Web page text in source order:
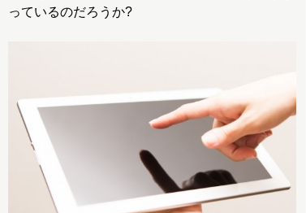
っているのだろうか?